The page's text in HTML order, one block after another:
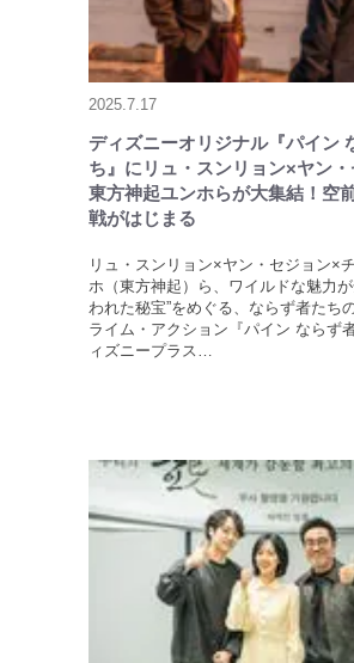
2025.7.17
ディズニーオリジナル『パイン
ち』にリュ・スンリョン×ヤン
東方神起ユンホらが大集結！空
戦がはじまる
リュ・スンリョン×ヤン・セジョン×
ホ（東方神起）ら、ワイルドな魅力
われた秘宝”をめぐる、ならず者たち
ライム・アクション『パイン ならず
ィズニープラス…